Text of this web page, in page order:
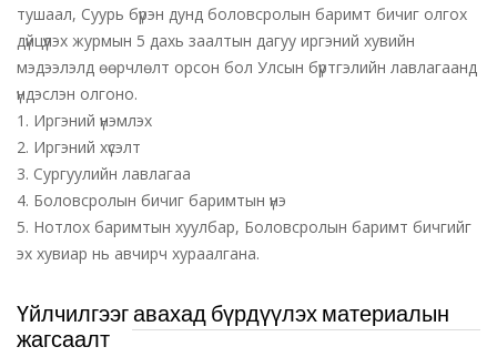
тушаал, Суурь бүрэн дунд боловсролын баримт бичиг олгох
дүйцүүлэх журмын 5 дахь заалтын дагуу иргэний хувийн
мэдээлэлд өөрчлөлт орсон бол Улсын бүртгэлийн лавлагаанд
үндэслэн олгоно.
1. Иргэний үнэмлэх
2. Иргэний хүсэлт
3. Сургуулийн лавлагаа
4. Боловсролын бичиг баримтын үнэ
5. Нотлох баримтын хуулбар, Боловсролын баримт бичгийг
эх хувиар нь авчирч хураалгана.
Үйлчилгээг авахад бүрдүүлэх материалын
жагсаалт